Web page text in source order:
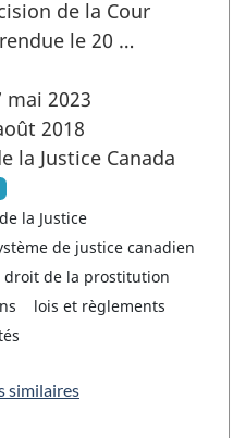
de la Cour
le 20 …
mai 2023
2018
la Justice Canada
la Justice
de justice canadien
droit de la prostitution
lois et règlements
similaires